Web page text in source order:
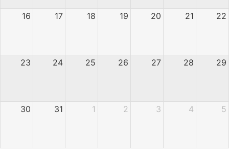
16 17 18 19 20 21 22
23 24 25 26 27 28 29
30 31 1 2 3 4 5